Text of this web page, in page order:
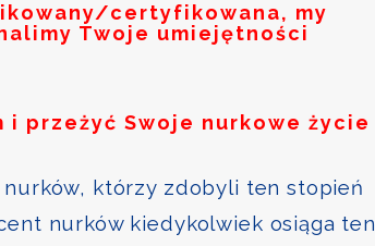
certyfikowana, my
Twoje umiejętności
przeżyć Swoje nurkowe życie
którzy zdobyli ten stopień
nurków kiedykolwiek osiąga ten